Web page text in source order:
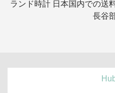
ランド時計 日本国内での送
長谷